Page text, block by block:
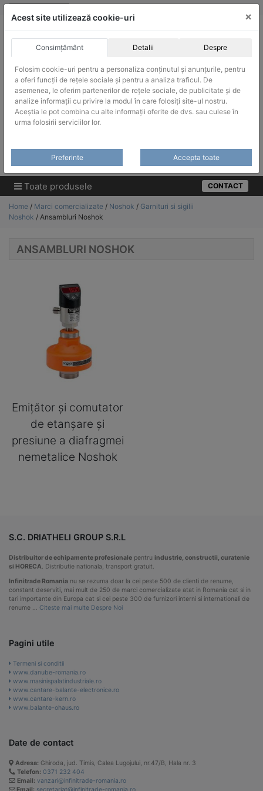
Skip
ACHIZITII PUBLICE
Produsele pot fi achizitionate si in sistemul SEAP / SICAP
Products
Toate produsele CONTACT
Home / Marci comercializate / Noshok / Garnituri si sigilii
Noshok / Ansambluri Noshok
ANSAMBLURI NOSHOK
Emițător și comutator
de etanșare și
presiune a diafragmei
nemetalice Noshok
S.C. DRIATHELI GROUP S.R.L
Distribuitor de echipamente profesionale pentru industrie, constructii, curatenie
si HORECA. Distributie nationala, transport gratuit.
Infinitrade Romania nu se rezuma doar la cei peste 500 de clienti de renume,
constant deserviti, mai mult de 250 de marci comercializate atat in Romania cat si in
tari importante din Europa cat si cei peste 300 de furnizori interni si internationali de
renume … Citeste mai multe Despre Noi
Pagini utile
Termeni si conditii
www.danube-romania.ro
www.masinispalatindustriale.ro
www.cantare-balante-electronice.ro
www.cantare-kern.ro
www.balante-ohaus.ro
Date de contact
Adresa: Ghiroda, jud. Timis, Calea Lugojului, nr.47/B, Hala nr. 3
Telefon: 0371 232 404
Email: vanzari@infinitrade-romania.ro
Acest site utilizează cookie-uri ×
Consimțământ Detalii Despre
Folosim cookie-uri pentru a personaliza conținutul și anunțurile, pentru
a oferi funcții de rețele sociale și pentru a analiza traficul. De
asemenea, le oferim partenerilor de rețele sociale, de publicitate și de
analize informații cu privire la modul în care folosiți site-ul nostru.
Aceștia le pot combina cu alte informații oferite de dvs. sau culese în
urma folosirii serviciilor lor.
Preferinte Accepta toate